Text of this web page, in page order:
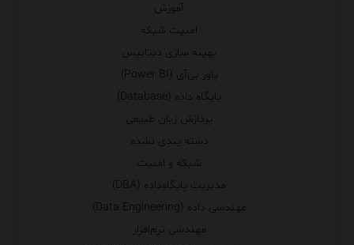
آموزش
امنیت شبکه
بهینه سازی دیتابیس
پاور بی‌آی (Power BI)
پایگاه داده (Database)
پردازش زبان طبیعی
دسته بندی نشده
شبکه و امنیت
مدیریت پایگاه‌داده (DBA)
مهندسی داده (Data Engineering)
مهندسی نرم‌افزار